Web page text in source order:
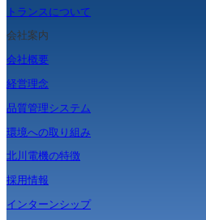
トランスについて
会社案内
会社概要
経営理念
品質管理システム
環境への取り組み
北川電機の特徴
採用情報
インターンシップ